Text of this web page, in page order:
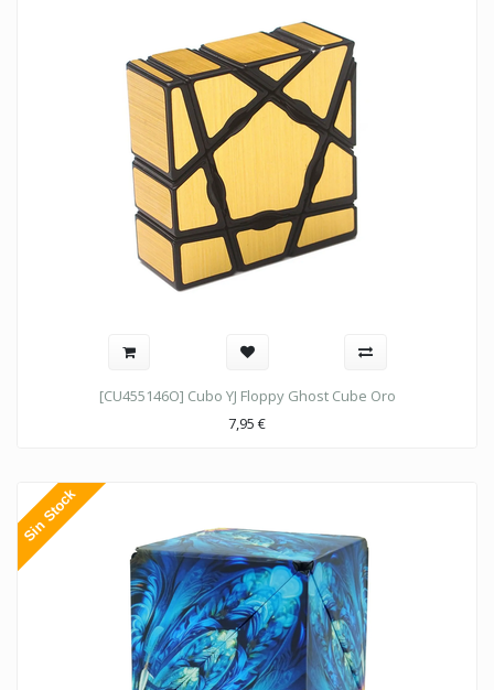
[CU455146O] Cubo YJ Floppy Ghost Cube Oro
7,95 €
Sin Stock